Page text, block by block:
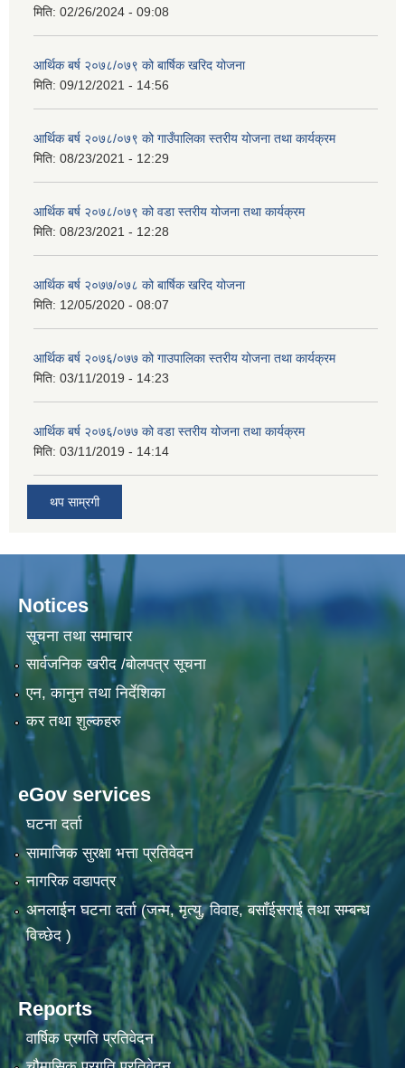
मिति: 02/26/2024 - 09:08
आर्थिक बर्ष २०७८/०७९ को बार्षिक खरिद योजना
मिति: 09/12/2021 - 14:56
आर्थिक बर्ष २०७८/०७९ को गाउँपालिका स्तरीय योजना तथा कार्यक्रम
मिति: 08/23/2021 - 12:29
आर्थिक बर्ष २०७८/०७९ को वडा स्तरीय योजना तथा कार्यक्रम
मिति: 08/23/2021 - 12:28
आर्थिक बर्ष २०७७/०७८ को बार्षिक खरिद योजना
मिति: 12/05/2020 - 08:07
आर्थिक बर्ष २०७६/०७७ को गाउपालिका स्तरीय योजना तथा कार्यक्रम
मिति: 03/11/2019 - 14:23
आर्थिक बर्ष २०७६/०७७ को वडा स्तरीय योजना तथा कार्यक्रम
मिति: 03/11/2019 - 14:14
थप साम्रगी
Notices
सूचना तथा समाचार
सार्वजनिक खरीद /बोलपत्र सूचना
एन, कानुन तथा निर्देशिका
कर तथा शुल्कहरु
eGov services
घटना दर्ता
सामाजिक सुरक्षा भत्ता प्रतिवेदन
नागरिक वडापत्र
अनलाईन घटना दर्ता (जन्म, मृत्यु, विवाह, बसाँईसराई तथा सम्बन्ध
विच्छेद )
Reports
वार्षिक प्रगति प्रतिवेदन